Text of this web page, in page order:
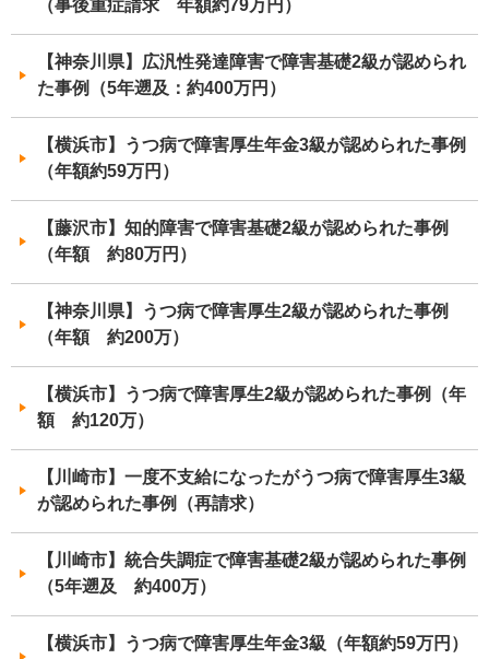
（事後重症請求 年額約79万円）
【神奈川県】広汎性発達障害で障害基礎2級が認められ
た事例（5年遡及：約400万円）
【横浜市】うつ病で障害厚生年金3級が認められた事例
（年額約59万円）
【藤沢市】知的障害で障害基礎2級が認められた事例
（年額 約80万円）
【神奈川県】うつ病で障害厚生2級が認められた事例
（年額 約200万）
【横浜市】うつ病で障害厚生2級が認められた事例（年
額 約120万）
【川崎市】一度不支給になったがうつ病で障害厚生3級
が認められた事例（再請求）
【川崎市】統合失調症で障害基礎2級が認められた事例
（5年遡及 約400万）
【横浜市】うつ病で障害厚生年金3級（年額約59万円）